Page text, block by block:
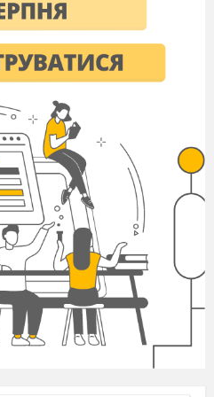
ніж у природі.
зоопарку було 34 роки.
домогтися розмноження
утворюють сімейні
навіть якщо дитинча
виростити: ведмежа
крихітним. Важить
100 грамів.
вбивали цих
шкір, але тепер панди
закону. У Китаї
національним